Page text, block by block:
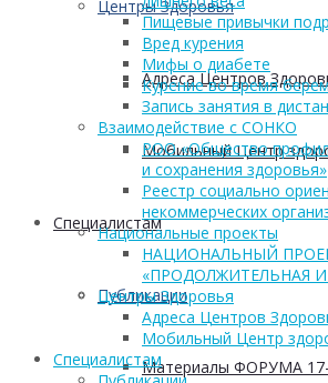
Центры Здоровья
Адреса Центров
Мобильный Центр
Cпециалистам
Публикации
Материалы ФОРУМА 17-
Пищевые привычки
Вред курения
Мифы о диабете
Курение во время
Запись занятия в
Взаимодействие с СОНКО
РОО «Общество
и сохранения здоровья»
Реестр социально
некоммерческих
Национальные проекты
НАЦИОНАЛЬНЫЙ
«ПРОДОЛЖИТЕЛЬНАЯ
Центры Здоровья
Адреса Центров
Мобильный Центр
Cпециалистам